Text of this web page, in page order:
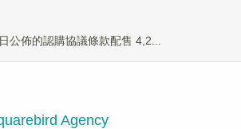
佈的認購協議條款配售 4,2...
Agency